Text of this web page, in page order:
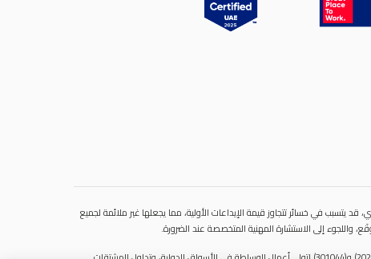
يتسبب في خسائر تتجاوز قيمة الإيداعات الأولية، مما يجعلها غير ملائمة لجميع
واللجوء إلى الاستشارة المهنية المتخصصة عند الضرورة.